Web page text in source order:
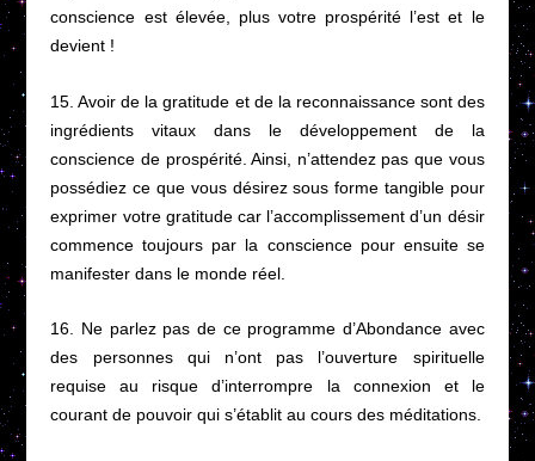
conscience est élevée, plus votre prospérité l’est et le
devient !
15. Avoir de la gratitude et de la reconnaissance sont des
ingrédients vitaux dans le développement de la
conscience de prospérité. Ainsi, n’attendez pas que vous
possédiez ce que vous désirez sous forme tangible pour
exprimer votre gratitude car l’accomplissement d’un désir
commence toujours par la conscience pour ensuite se
manifester dans le monde réel.
16. Ne parlez pas de ce programme d’Abondance avec
des personnes qui n’ont pas l’ouverture spirituelle
requise au risque d’interrompre la connexion et le
courant de pouvoir qui s’établit au cours des méditations.